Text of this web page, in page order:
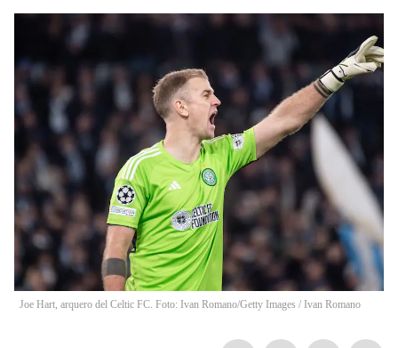
Joe Hart, arquero del Celtic FC. Foto: Ivan Romano/Getty Images / Ivan Romano